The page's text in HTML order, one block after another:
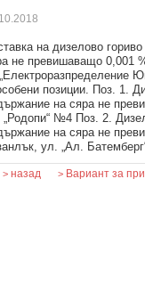
на дизелово
не превишаващо 0,001
позиции. Поз. 1.
на сяра не
№4 Поз. 2.
на сяра не
ул. „Ал.
> назад > Вариант за